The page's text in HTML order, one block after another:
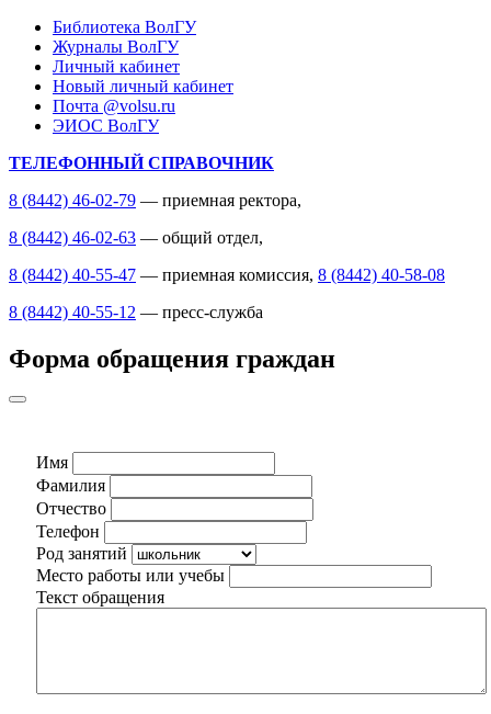
Библиотека ВолГУ
Журналы ВолГУ
Личный кабинет
Новый личный кабинет
Почта @volsu.ru
ЭИОС ВолГУ
ТЕЛЕФОННЫЙ СПРАВОЧНИК
8 (8442) 46-02-79 — приемная ректора,
8 (8442) 46-02-63 — общий отдел,
8 (8442) 40-55-47 — приемная комиссия, 8 (8442) 40-58-08
8 (8442) 40-55-12 — пресс-служба
Форма обращения граждан
Имя
Фамилия
Отчество
Телефон
Род занятий
Место работы или учебы
Текст обращения